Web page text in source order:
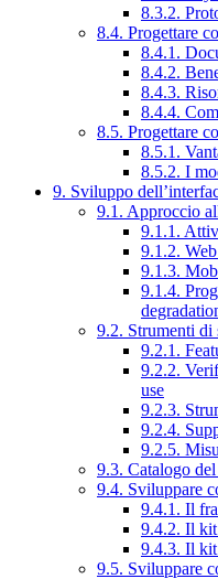
8.3.2.
8.4. Progettare
8.4.1.
8.4.2.
8.4.3.
8.4.4.
8.5. Progettare
8.5.1.
8.5.2. I
9. Sviluppo
9.1. Approccio
9.1.1.
9.1.2.
9.1.3.
9.1.4.
9.2. Strumenti di
9.2.1.
9.2.2.
use
9.2.3.
9.2.4.
9.2.5.
9.3. Catalogo
9.4. Sviluppare
9.4.1. Il
9.4.2. Il
9.4.3. Il
9.5. Sviluppare